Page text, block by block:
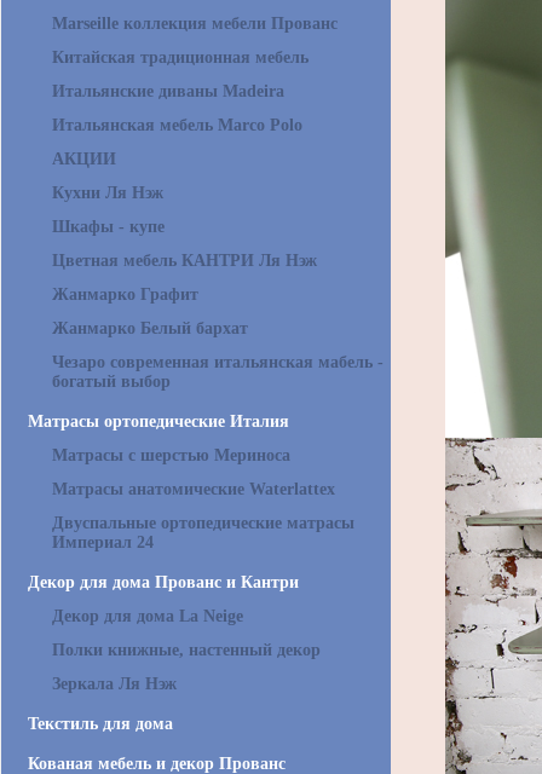
Marseille коллекция мебели Прованс
Китайская традиционная мебель
Итальянские диваны Madeira
Итальянская мебель Marco Polo
АКЦИИ
Кухни Ля Нэж
Шкафы - купе
Цветная мебель КАНТРИ Ля Нэж
Жанмарко Графит
Жанмарко Белый бархат
Чезаро современная итальянская мабель -
богатый выбор
Матрасы ортопедические Италия
Матрасы с шерстью Мериноса
Матрасы анатомические Waterlattex
Двуспальные ортопедические матрасы
Империал 24
Декор для дома Прованс и Кантри
Декор для дома La Neige
Полки книжные, настенный декор
Зеркала Ля Нэж
Текстиль для дома
Кованая мебель и декор Прованс